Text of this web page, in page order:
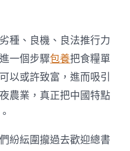
種、良機、良法推行力
一個步驟包養把食糧單
以或許致富，進而吸引
農業，真正把中國特點
紛紜圍攏過去歡迎總書